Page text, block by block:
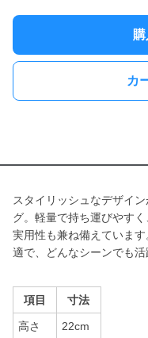
カ
スタイリッシュなデザイ
グ。軽量で持ち運びやす
実用性も兼ね備えていま
適で、どんなシーンでも活
項目 寸法
高さ 22cm